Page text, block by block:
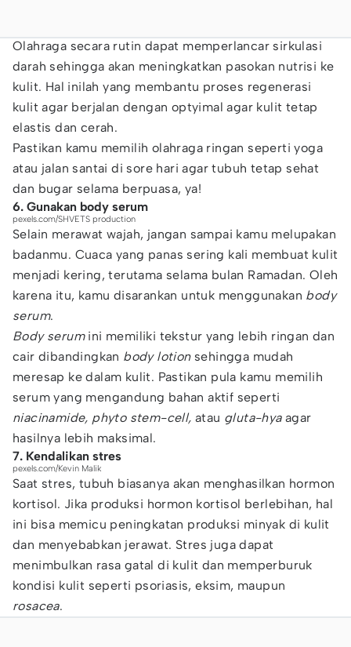
Olahraga secara rutin dapat memperlancar sirkulasi
darah sehingga akan meningkatkan pasokan nutrisi ke
kulit. Hal inilah yang membantu proses regenerasi
kulit agar berjalan dengan optyimal agar kulit tetap
elastis dan cerah.
Pastikan kamu memilih olahraga ringan seperti yoga
atau jalan santai di sore hari agar tubuh tetap sehat
dan bugar selama berpuasa, ya!
6. Gunakan body serum
pexels.com/SHVETS production
Selain merawat wajah, jangan sampai kamu melupakan
badanmu. Cuaca yang panas sering kali membuat kulit
menjadi kering, terutama selama bulan Ramadan. Oleh
karena itu, kamu disarankan untuk menggunakan body
serum.
Body serumini memiliki tekstur yang lebih ringan dan
cair dibandingkan body lotionsehingga mudah
meresap ke dalam kulit. Pastikan pula kamu memilih
serum yang mengandung bahan aktif seperti
niacinamide, phyto stem-cell, atau gluta-hyaagar
hasilnya lebih maksimal.
7. Kendalikan stres
pexels.com/Kevin Malik
Saat stres, tubuh biasanya akan menghasilkan hormon
kortisol. Jika produksi hormon kortisol berlebihan, hal
ini bisa memicu peningkatan produksi minyak di kulit
dan menyebabkan jerawat. Stres juga dapat
menimbulkan rasa gatal di kulit dan memperburuk
kondisi kulit seperti psoriasis, eksim, maupun
rosacea.